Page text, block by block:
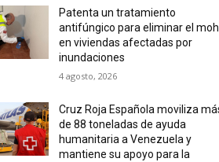
Patenta un tratamiento
antifúngico para eliminar el
en viviendas afectadas por
inundaciones
4 agosto, 2026
Cruz Roja Española moviliza
de 88 toneladas de ayuda
humanitaria a Venezuela y
mantiene su apoyo para la